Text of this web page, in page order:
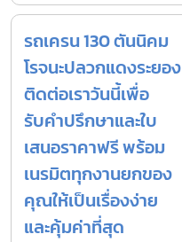
รถเครน 130 ตันนิคม
โรจนะปลวกแดงระยอง
ติดต่อเราวันนี้เพื่อ
รับคำปรึกษาและใบ
เสนอราคาฟรี พร้อม
เนรมิตทุกงานยกของ
คุณให้เป็นเรื่องง่าย
และคุ้มค่าที่สุด